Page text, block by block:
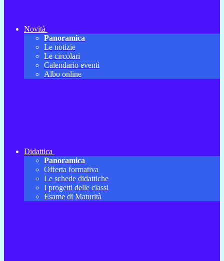
Novità
Panoramica
Le notizie
Le circolari
Calendario eventi
Albo online
Didattica
Panoramica
Offerta formativa
Le schede didattiche
I progetti delle classi
Esame di Maturità